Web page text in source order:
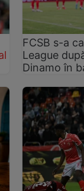
FCSB s-a
League
Dinamo în